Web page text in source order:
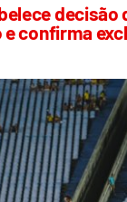
decisão
confirma